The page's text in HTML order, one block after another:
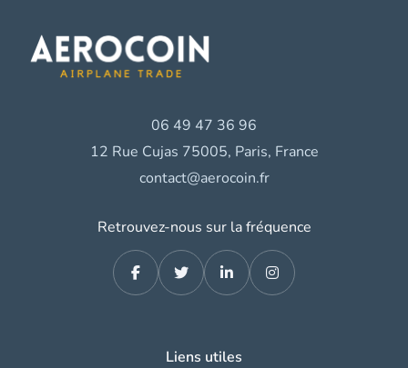
06 49 47 36 96
12 Rue Cujas 75005, Paris, France
contact@aerocoin.fr
Retrouvez-nous sur la fréquence
Liens utiles